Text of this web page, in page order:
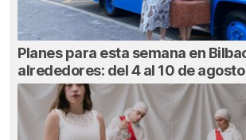
Planes para esta semana en
alrededores: del 4 al 10 de agosto